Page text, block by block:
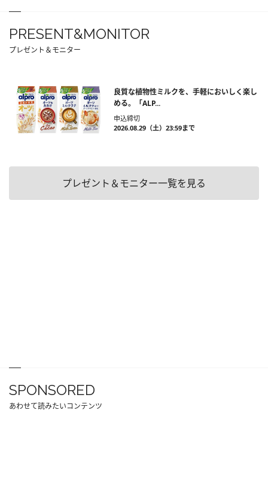
PRESENT&MONITOR
プレゼント＆モニター
良質な植物性ミルクを、手軽においしく楽し
める。「ALP...
申込締切
2026.08.29（土）23:59まで
プレゼント＆モニター一覧を見る
SPONSORED
あわせて読みたいコンテンツ